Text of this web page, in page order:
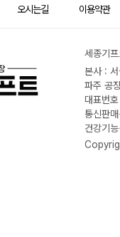
오시는길 이용약관
세종기
본사 :
파주 공
대표번
통신판
건강기